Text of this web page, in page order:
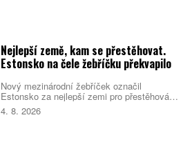
Nejlepší země, kam se přestěhovat.
Estonsko na čele žebříčku překvapilo
Nový mezinárodní žebříček označil
Estonsko za nejlepší zemi pro přestěhování
v roce 2026. Pobaltský stát se umístil před
Singapurem i Malajsií díky kombinaci
4. 8. 2026